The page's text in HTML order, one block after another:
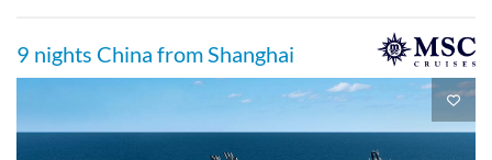
9 nights China from Shanghai